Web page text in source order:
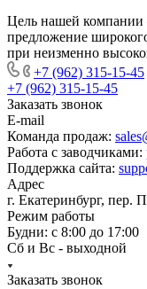
Цель нашей
предложение
при неизменно
+7 (962) 315-15-45
+7 (962) 315-15-45
Заказать звонок
E-mail
Команда продаж:
Работа с заводчиками:
Поддержка сайта:
Адрес
г. Екатеринбург, пер.
Режим работы
Будни: с 8:00 до 17:00
Сб и Вс - выходной
Заказать звонок